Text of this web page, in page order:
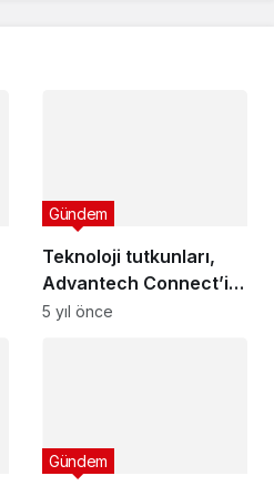
Teknoloji tutkunları,
Advantech Connect’in
yerel etkinliğinde bir
Gündem
5 yıl önce
Gündem